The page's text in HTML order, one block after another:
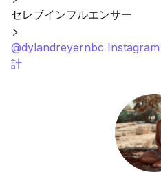
セレブインフルエンサー
@dylandreyernbc Instagram
計